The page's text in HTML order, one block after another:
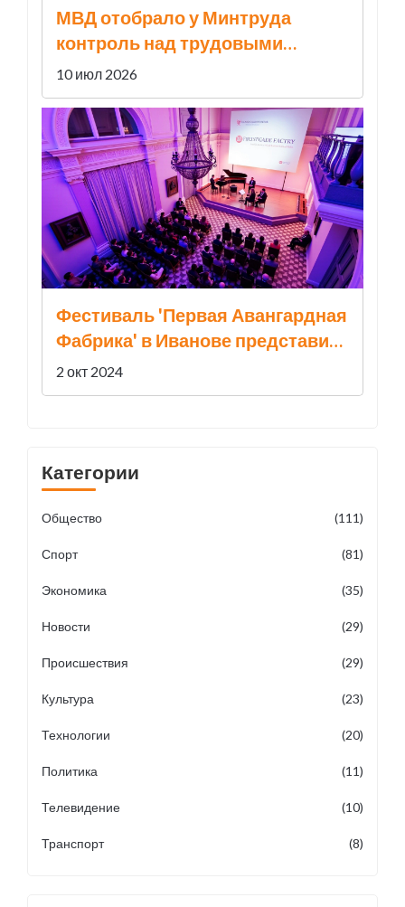
МВД отобрало у Минтруда
контроль над трудовыми
мигрантами
10 июл 2026
Фестиваль 'Первая Авангардная
Фабрика' в Иванове представит
концерты эпохи барокко от
МАСМ
2 окт 2024
Категории
Общество (111)
Спорт (81)
Экономика (35)
Новости (29)
Происшествия (29)
Культура (23)
Технологии (20)
Политика (11)
Телевидение (10)
Транспорт (8)